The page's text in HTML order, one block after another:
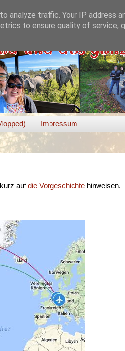
Impressum
aufdie Vorgeschichte hinweisen.
analyze traffic. Your IP address
to ensure quality of service,